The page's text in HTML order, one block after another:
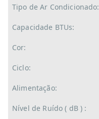
Tipo de Ar Condicionado:
Capacidade BTUs:
Cor:
Ciclo:
Alimentação:
Nível de Ruído ( dB ) :